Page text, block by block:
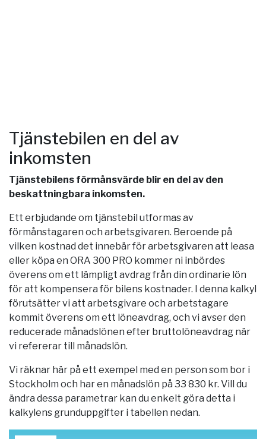
Tjänstebilen en del av
inkomsten
Tjänstebilens förmånsvärde blir en del av den
beskattningbara inkomsten.
Ett erbjudande om tjänstebil utformas av
förmånstagaren och arbetsgivaren. Beroende på
vilken kostnad det innebär för arbetsgivaren att leasa
eller köpa en ORA 300 PRO kommer ni inbördes
överens om ett lämpligt avdrag från din ordinarie lön
för att kompensera för bilens kostnader. I denna kalkyl
förutsätter vi att arbetsgivare och arbetstagare
kommit överens om ett löneavdrag, och vi avser den
reducerade månadslönen efter bruttolöneavdrag när
vi refererar till månadslön.
Vi räknar här på ett exempel med en person som bor i
Stockholm och har en månadslön på 33 830 kr. Vill du
ändra dessa parametrar kan du enkelt göra detta i
kalkylens grunduppgifter i tabellen nedan.